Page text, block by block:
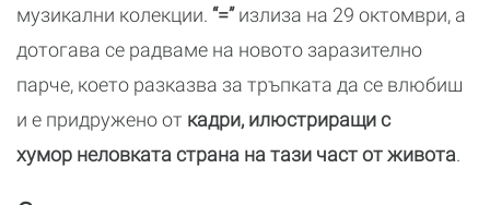
музикални колекции. “=”излиза на 29 октомври, а
дотогава се радваме на новото заразително
парче, което разказва за тръпката да се влюбиш
и е придружено от кадри, илюстриращи с
хумор неловката страна на тази част от живота.